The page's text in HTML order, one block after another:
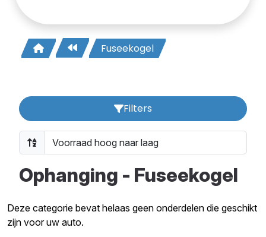
Fuseekogel
Filters
Ophanging - Fuseekogel
Deze categorie bevat helaas geen onderdelen die geschikt
zijn voor uw auto.